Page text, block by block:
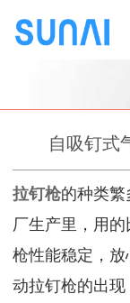
自吸钉
拉钉枪的种类繁
厂生产里，用
枪性能稳定，
动拉钉枪的出